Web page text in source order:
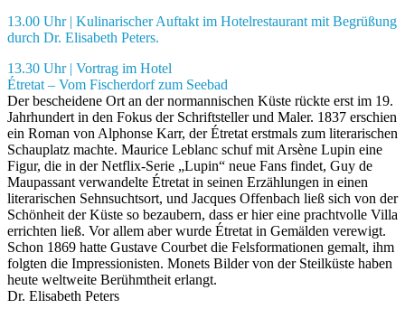
13.00 Uhr | Kulinarischer Auftakt im Hotelrestaurant mit Begrüßung
durch Dr. Elisabeth Peters.
13.30 Uhr | Vortrag im Hotel
Étretat – Vom Fischerdorf zum Seebad
Der bescheidene Ort an der normannischen Küste rückte erst im 19.
Jahrhundert in den Fokus der Schriftsteller und Maler. 1837 erschien
ein Roman von Alphonse Karr, der Étretat erstmals zum literarischen
Schauplatz machte. Maurice Leblanc schuf mit Arsène Lupin eine
Figur, die in der Netflix-Serie „Lupin“ neue Fans findet, Guy de
Maupassant verwandelte Étretat in seinen Erzählungen in einen
literarischen Sehnsuchtsort, und Jacques Offenbach ließ sich von der
Schönheit der Küste so bezaubern, dass er hier eine prachtvolle Villa
errichten ließ. Vor allem aber wurde Étretat in Gemälden verewigt.
Schon 1869 hatte Gustave Courbet die Felsformationen gemalt, ihm
folgten die Impressionisten. Monets Bilder von der Steilküste haben
heute weltweite Berühmtheit erlangt.
Dr. Elisabeth Peters